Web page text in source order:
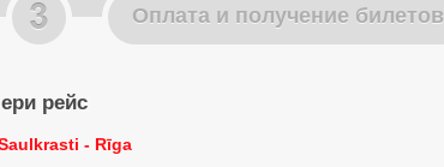
Оплата и получение билетов
рейс
- Rīga